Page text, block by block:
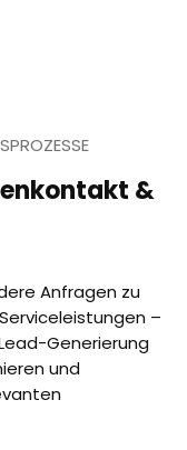
&
Anfragen zu
–
Generierung
und